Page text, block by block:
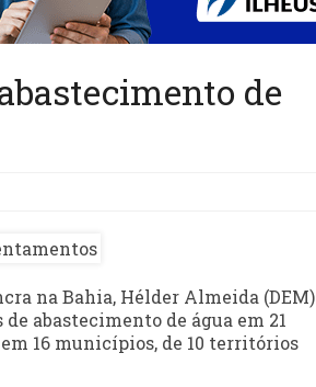
de
na Bahia, Hélder Almeida (DEM)
abastecimento de água em 21
16 municípios, de 10 territórios